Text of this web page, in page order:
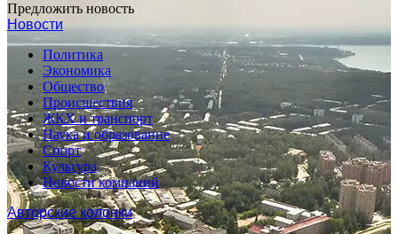
Предложить новость
Новости
Политика
Экономика
Общество
Происшествия
ЖКХ и транспорт
Наука и образование
Спорт
Культура
Новости компаний
Авторские колонки